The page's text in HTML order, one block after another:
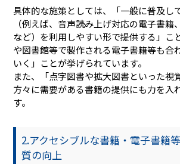
具体的な施策としては、「一般に普及し
（例えば、音声読み上げ対応の電子書籍
など）を利用しやすい形で提供する」こ
や図書館等で製作される電子書籍等も合
いく」ことが挙げられています。
また、「点字図書や拡大図書といった視
方々に需要がある書籍の提供にも力を入
す。
2.アクセシブルな書籍・電子書籍
質の向上